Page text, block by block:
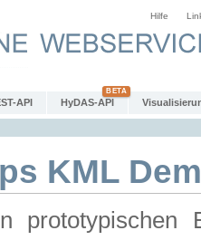
Hilfe
API HyDAS-API
KML